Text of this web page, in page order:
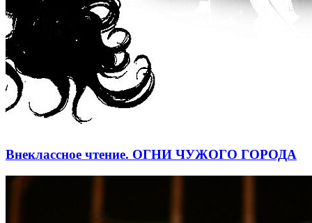
Внеклассное чтение. ОГНИ ЧУЖОГО ГОРОДА